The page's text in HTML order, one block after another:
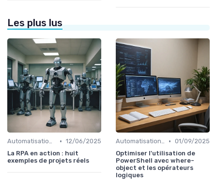
Les plus lus
Automatisation et RPA • 12/06/2025
La RPA en action : huit
exemples de projets réels
Automatisation et RPA • 01/09/2025
Optimiser l'utilisation de
PowerShell avec where-
object et les opérateurs
logiques